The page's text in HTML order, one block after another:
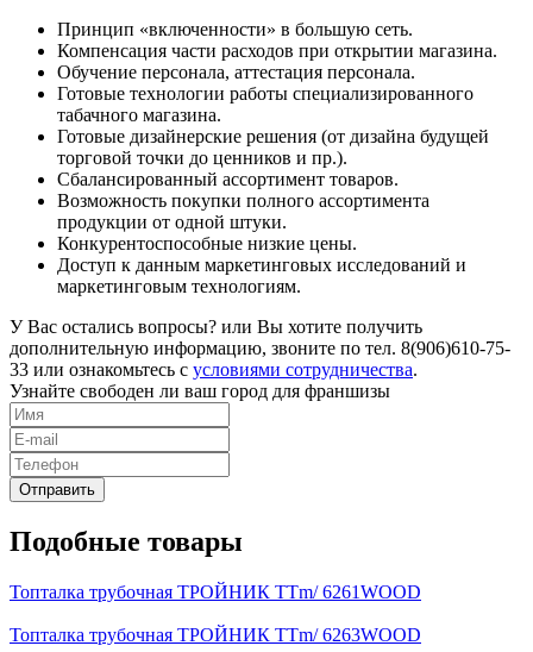
Принцип «включенности» в большую сеть.
Компенсация части расходов при открытии магазина.
Обучение персонала, аттестация персонала.
Готовые технологии работы специализированного
табачного магазина.
Готовые дизайнерские решения (от дизайна будущей
торговой точки до ценников и пр.).
Сбалансированный ассортимент товаров.
Возможность покупки полного ассортимента
продукции от одной штуки.
Конкурентоспособные низкие цены.
Доступ к данным маркетинговых исследований и
маркетинговым технологиям.
У Вас остались вопросы? или Вы хотите получить
дополнительную информацию, звоните по тел. 8(906)610-75-
33 или ознакомьтесь с условиями сотрудничества.
Узнайте свободен ли ваш город для франшизы
Подобные товары
Топталка трубочная ТРОЙНИК TTm/ 6261WOOD
Топталка трубочная ТРОЙНИК TTm/ 6263WOOD